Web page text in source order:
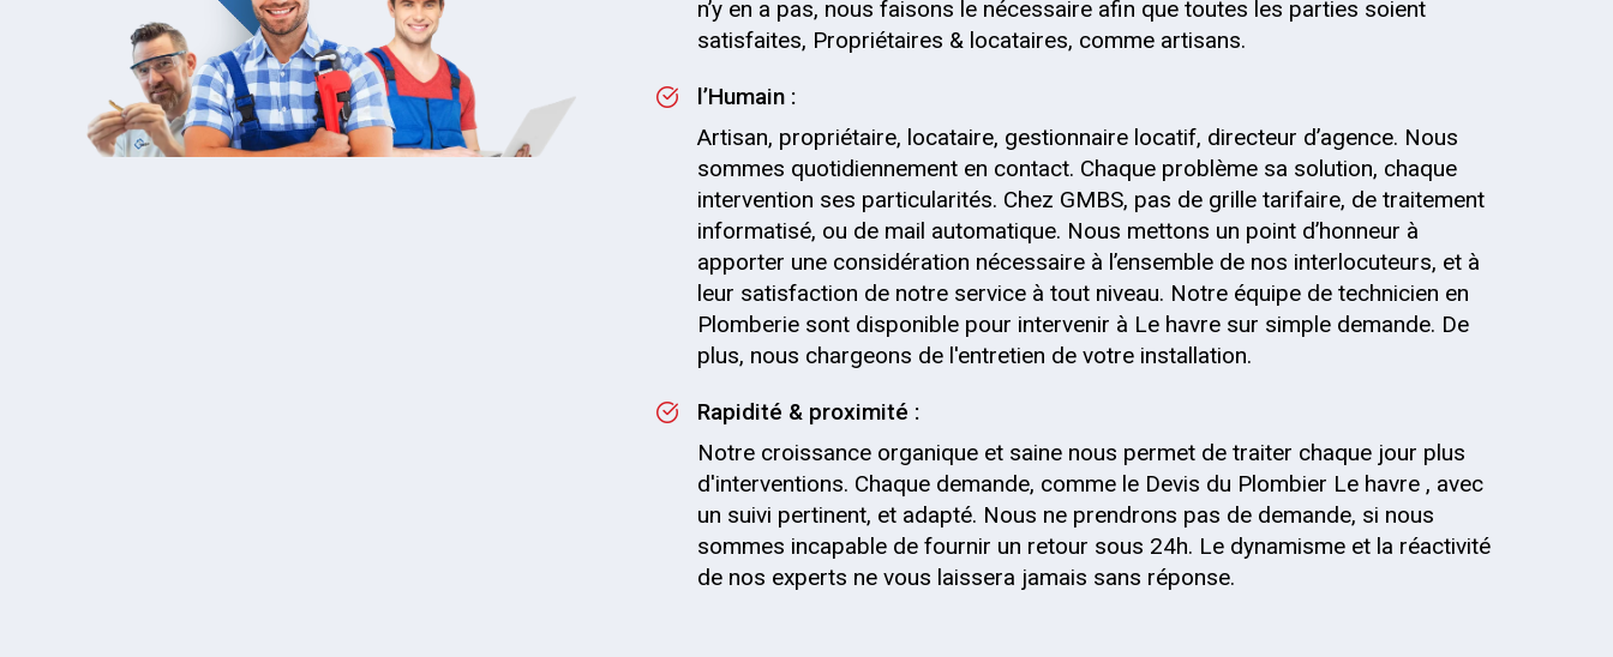
n’y en a pas, nous faisons le nécessaire afin que toutes les parties soient
satisfaites, Propriétaires & locataires, comme artisans.
l’Humain :
Artisan, propriétaire, locataire, gestionnaire locatif, directeur d’agence. Nous
sommes quotidiennement en contact. Chaque problème sa solution, chaque
intervention ses particularités. Chez GMBS, pas de grille tarifaire, de traitement
informatisé, ou de mail automatique. Nous mettons un point d’honneur à
apporter une considération nécessaire à l’ensemble de nos interlocuteurs, et à
leur satisfaction de notre service à tout niveau. Notre équipe de technicien en
Plomberie sont disponible pour intervenir à Le havre sur simple demande. De
plus, nous chargeons de l'entretien de votre installation.
Rapidité & proximité :
Notre croissance organique et saine nous permet de traiter chaque jour plus
d'interventions. Chaque demande, comme le Devis du Plombier Le havre , avec
un suivi pertinent, et adapté. Nous ne prendrons pas de demande, si nous
sommes incapable de fournir un retour sous 24h. Le dynamisme et la réactivité
de nos experts ne vous laissera jamais sans réponse.